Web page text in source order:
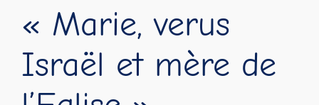
« Marie, verus
Israël et mère de